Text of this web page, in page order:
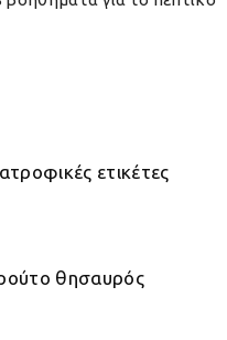
ετικέτες
θησαυρός